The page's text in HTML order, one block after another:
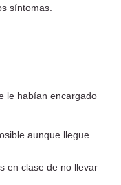
síntomas.
le habían encargado
aunque llegue
en clase de no llevar